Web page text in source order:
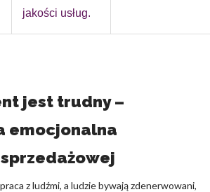
jakości usług.
jest trudny –
emocjonalna
z ludźmi, a ludzie bywają zdenerwowani,